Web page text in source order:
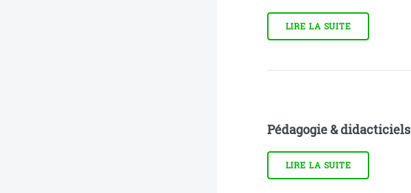
LIRE LA SUITE
Pédagogie & didacticiels
LIRE LA SUITE